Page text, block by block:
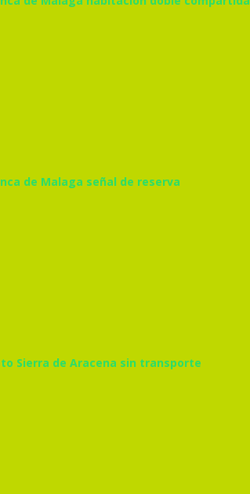
de Malaga señal de reserva
Sierra de Aracena sin transporte